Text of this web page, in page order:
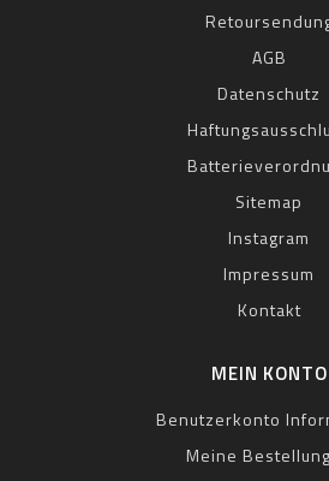
AGB
Datenschutz
Sitemap
Instagram
Impressum
Kontakt
MEIN KONTO
Benutzerkonto
Meine